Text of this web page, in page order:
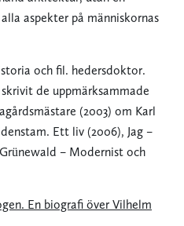
aspekter på människornas
och fil. hedersdoktor.
de uppmärksammade
(2003) om Karl
Ett liv (2006), Jag –
– Modernist och
En biografi över Vilhelm